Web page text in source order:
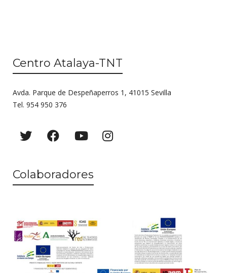
Centro Atalaya-TNT
Avda. Parque de Despeñaperros 1, 41015 Sevilla
Tel. 954 950 376
Colaboradores